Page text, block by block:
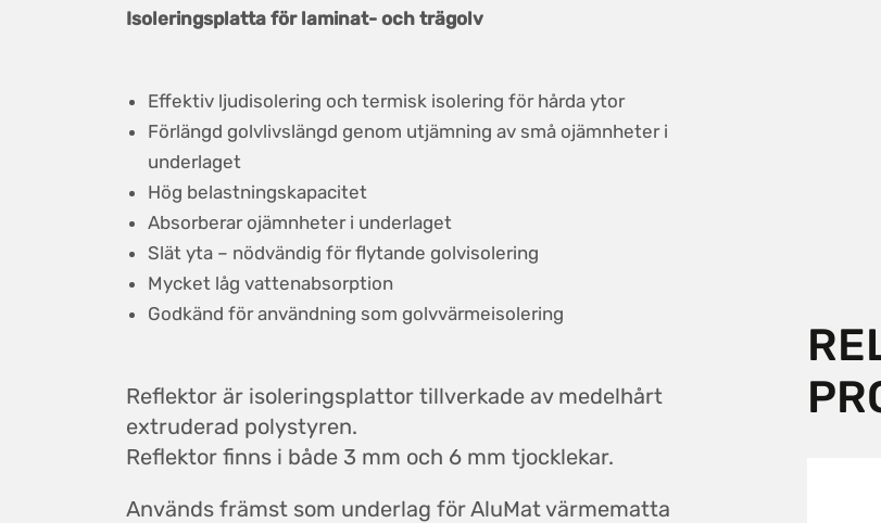
Isoleringsplatta för laminat- och trägolv
Effektiv ljudisolering och termisk isolering för hårda ytor
Förlängd golvlivslängd genom utjämning av små ojämnheter i
underlaget
Hög belastningskapacitet
Absorberar ojämnheter i underlaget
Slät yta – nödvändig för flytande golvisolering
Mycket låg vattenabsorption
Godkänd för användning som golvvärmeisolering
Reflektor är isoleringsplattor tillverkade av medelhårt
extruderad polystyren.
Reflektor finns i både 3 mm och 6 mm tjocklekar.
Används främst som underlag för AluMat värmematta